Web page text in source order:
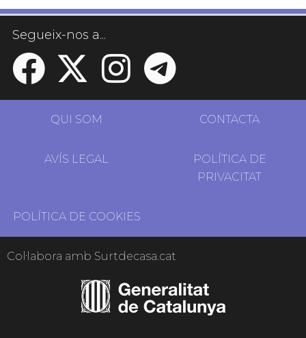
Segueix-nos a...
QUI SOM CONTACTA
AVÍS LEGAL
POLÍTICA DE
PRIVACITAT
POLÍTICA DE COOKIES
Col·labora amb Surtdecasa.cat